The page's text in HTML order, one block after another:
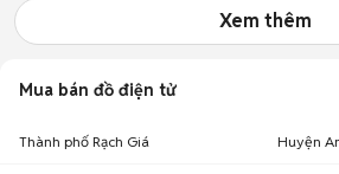
Xem thêm
Mua bán đồ điện tử
Thành phố Rạch Giá Huyện